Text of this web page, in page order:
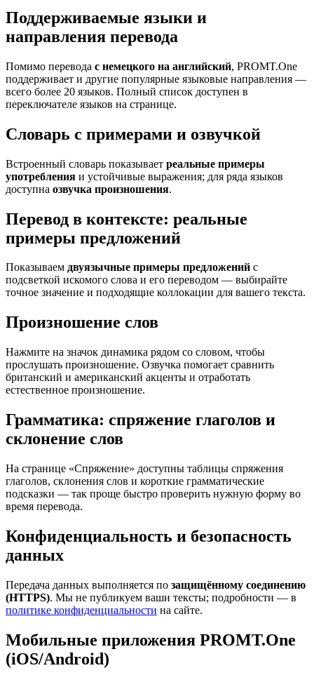
Поддерживаемые языки и
направления перевода
Помимо перевода с немецкого на английский, PROMT.One
поддерживает и другие популярные языковые направления —
всего более 20 языков. Полный список доступен в
переключателе языков на странице.
Словарь с примерами и озвучкой
Встроенный словарь показывает реальные примеры
употребления и устойчивые выражения; для ряда языков
доступна озвучка произношения.
Перевод в контексте: реальные
примеры предложений
Показываем двуязычные примеры предложений с
подсветкой искомого слова и его переводом — выбирайте
точное значение и подходящие коллокации для вашего текста.
Произношение слов
Нажмите на значок динамика рядом со словом, чтобы
прослушать произношение. Озвучка помогает сравнить
британский и американский акценты и отработать
естественное произношение.
Грамматика: спряжение глаголов и
склонение слов
На странице «Спряжение» доступны таблицы спряжения
глаголов, склонения слов и короткие грамматические
подсказки — так проще быстро проверить нужную форму во
время перевода.
Конфиденциальность и безопасность
данных
Передача данных выполняется по защищённому соединению
(HTTPS). Мы не публикуем ваши тексты; подробности — в
политике конфиденциальности на сайте.
Мобильные приложения PROMT.One
(iOS/Android)